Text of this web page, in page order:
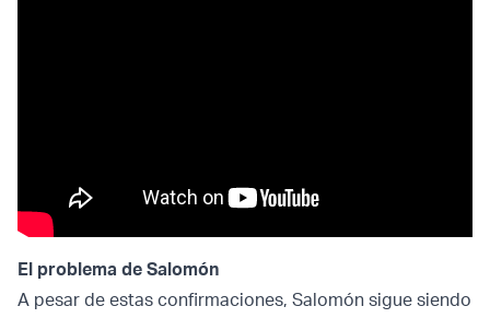
El problema de Salomón
A pesar de estas confirmaciones, Salomón sigue siendo